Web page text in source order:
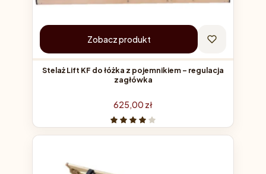
Zobacz produkt
Stelaż Lift KF do łóżka z pojemnikiem – regulacja
zagłówka
Cena
625,00 zł